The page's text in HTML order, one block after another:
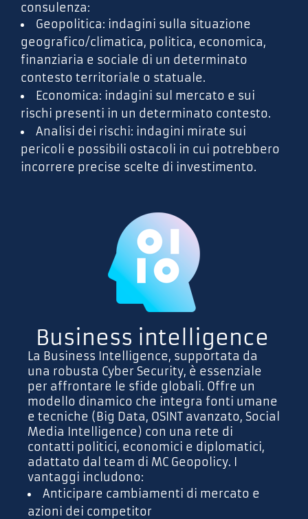
consulenza:
Geopolitica: indagini sulla situazione
geografico/climatica, politica, economica,
finanziaria e sociale di un determinato
contesto territoriale o statuale.
Economica: indagini sul mercato e sui
rischi presenti in un determinato contesto.
Analisi dei rischi: indagini mirate sui
pericoli e possibili ostacoli in cui potrebbero
incorrere precise scelte di investimento.
Business intelligence
La Business Intelligence, supportata da
una robusta Cyber Security, è essenziale
per affrontare le sfide globali. Offre un
modello dinamico che integra fonti umane
e tecniche (Big Data, OSINT avanzato, Social
Media Intelligence) con una rete di
contatti politici, economici e diplomatici,
adattato dal team di MC Geopolicy. I
vantaggi includono:
Anticipare cambiamenti di mercato e
azioni dei competitor